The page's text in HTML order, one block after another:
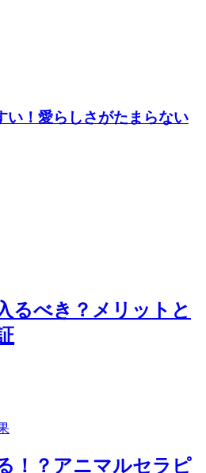
い！愛らしさがたまらない
るべき？メリットと
！？アニマルセラピ